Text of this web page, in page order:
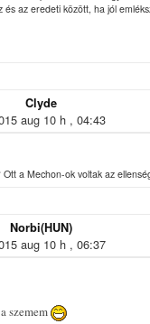
az eredeti között, ha jól
Clyde
aug 10 h , 04:43
a Mechon-ok voltak az
Norbi(HUN)
aug 10 h , 06:37
szemem